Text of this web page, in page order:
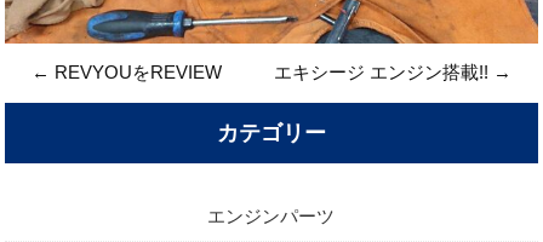
← REVYOUをREVIEW エキシージ エンジン搭載!! →
カテゴリー
エンジンパーツ